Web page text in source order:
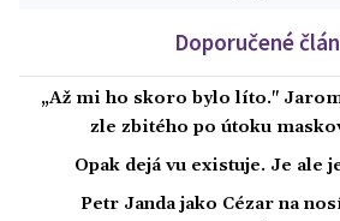
Doporučené
„Až mi ho skoro bylo líto."
zle zbitého po útoku
Opak dejá vu existuje. Je ale
Petr Janda jako Cézar na